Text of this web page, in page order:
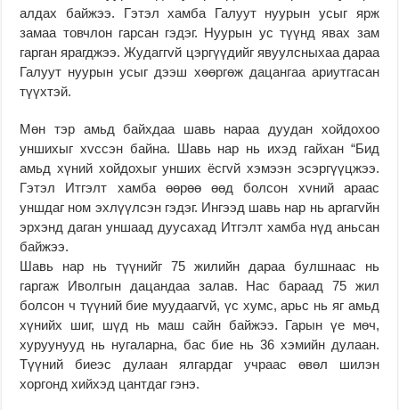
алдах байжээ. Гэтэл хамба Галуут нуурын усыг ярж
замаа товчлон гарсан гэдэг. Нуурын ус түүнд явах зам
гарган ярагджээ. Жудаггvй цэргүүдийг явуулсныхаа дараа
Галуут нуурын усыг дээш хөөргөж дацангаа ариутгасан
түүхтэй.
Мөн тэр амьд байхдаа шавь нараа дуудан хойдохоо
уншихыг хvссэн байна. Шавь нар нь ихэд гайхан “Бид
амьд хүний хойдохыг унших ёсгvй хэмээн эсэргүүцжээ.
Гэтэл Итгэлт хамба өөрөө өөд болсон хvний араас
уншдаг ном эхлүүлсэн гэдэг. Ингээд шавь нар нь аргагvйн
эрхэнд даган уншаад дуусахад Итгэлт хамба нүд аньсан
байжээ.
Шавь нар нь түүнийг 75 жилийн дараа булшнаас нь
гаргаж Иволгын дацандаа залав. Нас бараад 75 жил
болсон ч түүний бие муудаагvй, үс хумс, арьс нь яг амьд
хүнийх шиг, шүд нь маш сайн байжээ. Гарын үе мөч,
хуруунууд нь нугаларна, бас бие нь 36 хэмийн дулаан.
Түүний биеэс дулаан ялгардаг учраас өвөл шилэн
хоргонд хийхэд цантдаг гэнэ.